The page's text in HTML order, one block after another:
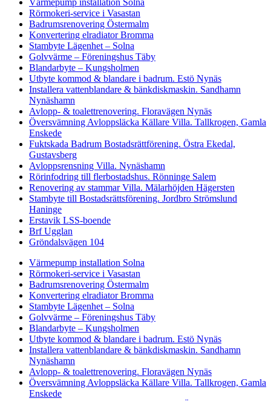
Rörmokeri-service i Vasastan
Badrumsrenovering Östermalm
Konvertering elradiator Bromma
Stambyte Lägenhet – Solna
Golvvärme – Föreningshus Täby
Blandarbyte – Kungsholmen
Utbyte kommod & blandare i badrum. Estö Nynäs
Installera vattenblandare & bänkdiskmaskin. Sandhamn
Nynäshamn
Avlopp- & toalettrenovering. Floravägen Nynäs
Översvämning Avloppsläcka Källare Villa. Tallkrogen, Gamla
Enskede
Fuktskada Badrum Bostadsrättförening. Östra Ekedal,
Gustavsberg
Avloppsrensning Villa. Nynäshamn
Rörinfodring till flerbostadshus. Rönninge Salem
Renovering av stammar Villa. Mälarhöjden Hägersten
Stambyte till Bostadsrättsförening. Jordbro Strömslund
Haninge
Erstavik LSS-boende
Brf Ugglan
Gröndalsvägen 104
Värmepump installation Solna
Rörmokeri-service i Vasastan
Badrumsrenovering Östermalm
Konvertering elradiator Bromma
Stambyte Lägenhet – Solna
Golvvärme – Föreningshus Täby
Blandarbyte – Kungsholmen
Utbyte kommod & blandare i badrum. Estö Nynäs
Installera vattenblandare & bänkdiskmaskin. Sandhamn
Nynäshamn
Avlopp- & toalettrenovering. Floravägen Nynäs
Översvämning Avloppsläcka Källare Villa. Tallkrogen, Gamla
Enskede